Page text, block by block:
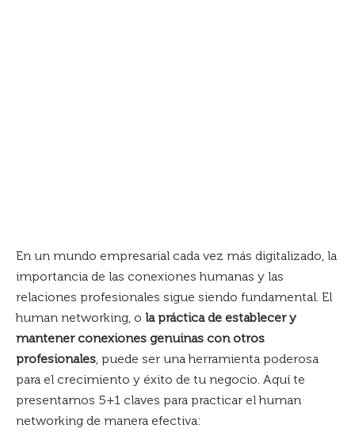
En un mundo empresarial cada vez más digitalizado, la
importancia de las conexiones humanas y las
relaciones profesionales sigue siendo fundamental. El
human networking, o la práctica de establecer y
mantener conexiones genuinas con otros
profesionales, puede ser una herramienta poderosa
para el crecimiento y éxito de tu negocio. Aquí te
presentamos 5+1 claves para practicar el human
networking de manera efectiva: